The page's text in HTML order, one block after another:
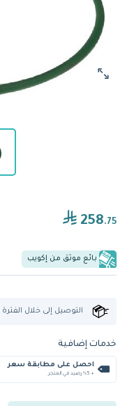
258.75
بائع موثق من إكويب
التوصيل إلى خلال الفترة
خدمات إضافية
احصل على مطابقة سعر
+ %5 رصيد في المتجر